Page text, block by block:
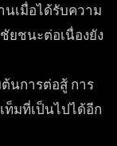
นเมื่อได้รับความ
ยชนะต่อเนื่องยัง
นการต่อสู้ การ
ท็มที่เป็นไปได้อีก